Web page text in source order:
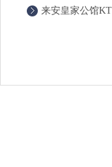
来安皇家公馆